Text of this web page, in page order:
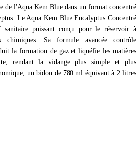
de l'Aqua Kem Blue dans un format concentré
Le Aqua Kem Blue Eucalyptus Concentré
puissant conçu pour le réservoir à
chimiques. Sa formule avancée contrôle
la formation de gaz et liquéfie les matières
rendant la vidange plus simple et plus
un bidon de 780 ml équivaut à 2 litres
...